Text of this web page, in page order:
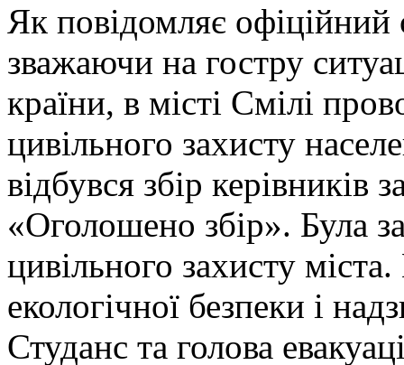
Як повідомляє офіційний
зважаючи на гостру
країни, в місті Смілі
цивільного захисту
відбувся збір керівників
«Оголошено збір». Була
цивільного захисту
екологічної безпеки і
Студанс та голова